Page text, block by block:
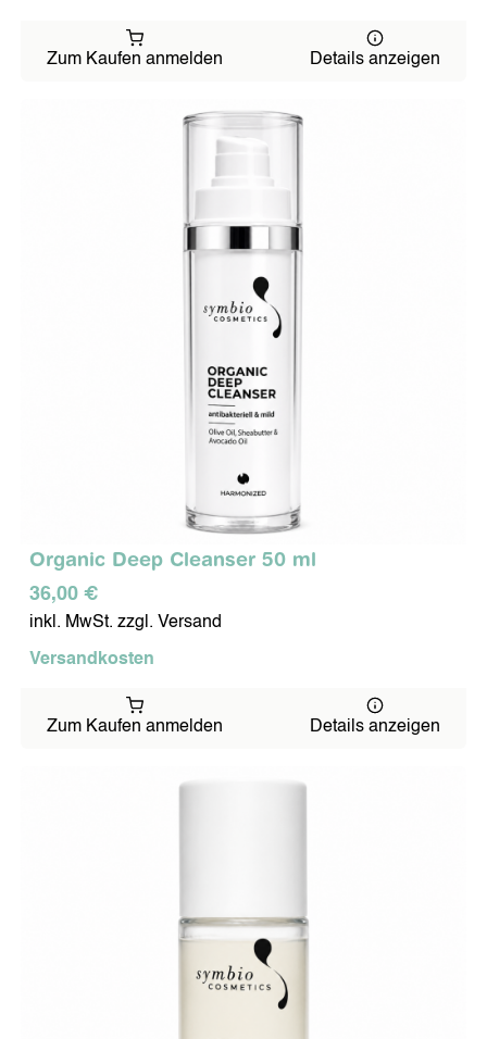
Zum Kaufen anmelden Details anzeigen
Organic Deep Cleanser 50 ml
36,00 €
inkl. MwSt. zzgl. Versand
Versandkosten
Zum Kaufen anmelden Details anzeigen